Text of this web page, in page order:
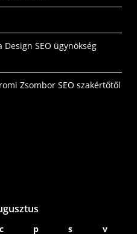
SEO ügynökség
Zsombor SEO szakértőtől
c p s
v